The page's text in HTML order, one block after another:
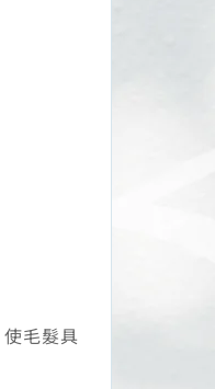
毛髮具